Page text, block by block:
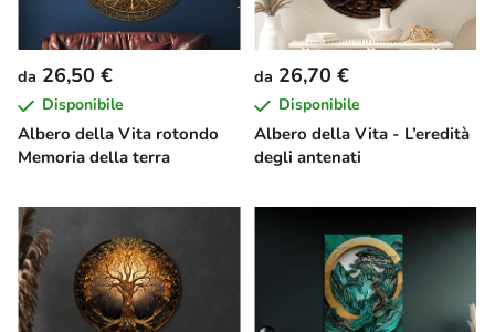
Albero della Vita rotondo
Memoria della terra
da 26,50 €
Disponibile
Albero della Vita - L’eredità
degli antenati
da 26,70 €
Disponibile